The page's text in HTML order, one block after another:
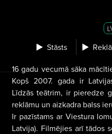
Stāsts
16 gadu vecumā sāka
Kopš 2007. gada ir
Līdzās teātrim, ir pieredze
reklāmu un aizkadra balss
Ir pazīstams ar Viestura
Latvija). Filmējies arī tādos